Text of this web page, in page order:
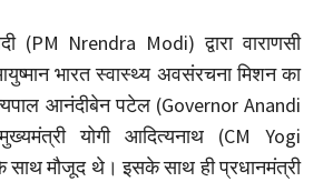
(PM Nrendra Modi) द्वारा वाराणसी
भारत स्वास्थ्य अवसंरचना मिशन का
आनंदीबेन पटेल (Governor Anandi
योगी आदित्यनाथ (CM Yogi
मौजूद थे। इसके साथ ही प्रधानमंत्री